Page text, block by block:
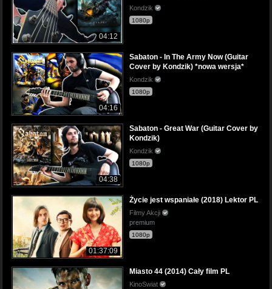
04:12
Kondzik
1080p
04:16
Sabaton - In The Army Now (Guitar
Cover by Kondzik) *nowa wersja*
Kondzik
1080p
04:38
Sabaton - Great War (Guitar Cover by
Kondzik)
Kondzik
1080p
01:37:09
Życie jest wspaniałe (2018) Lektor PL
Filmy Akcji
premium
1080p
Miasto 44 (2014) Cały film PL
KinoSwiat